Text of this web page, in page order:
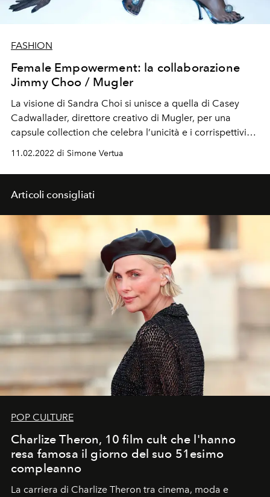
FASHION
Female Empowerment: la collaborazione
Jimmy Choo / Mugler
La visione di Sandra Choi si unisce a quella di Casey
Cadwallader, direttore creativo di Mugler, per una
capsule collection che celebra l’unicità e i corrispettivi
D'Amelio.
11.02.2022 di Simone Vertua
Articoli consigliati
POP CULTURE
Charlize Theron, 10 film cult che l'hanno
resa famosa il giorno del suo 51esimo
compleanno
La carriera di Charlize Theron tra cinema, moda e